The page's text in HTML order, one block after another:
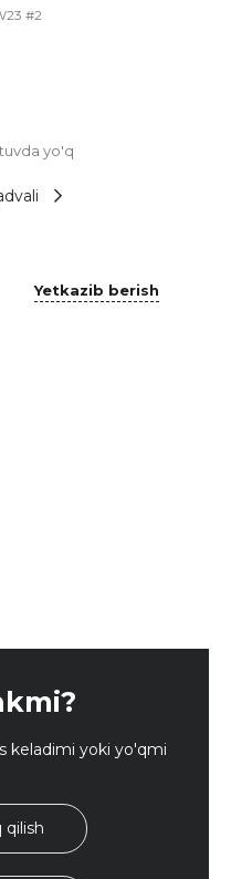
#2
yo'q
Yetkazib berish
keladimi yoki yo'qmi
qilish